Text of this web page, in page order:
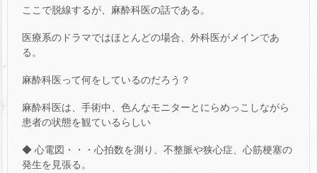
ここで脱線するが、麻酔科医の話である。
医療系のドラマではほとんどの場合、外科医がメインであ
る。
麻酔科医って何をしているのだろう？
麻酔科医は、手術中、色んなモニターとにらめっこしながら
患者の状態を観ているらしい
◆ 心電図・・・心拍数を測り、不整脈や狭心症、心筋梗塞の
発生を見張る。